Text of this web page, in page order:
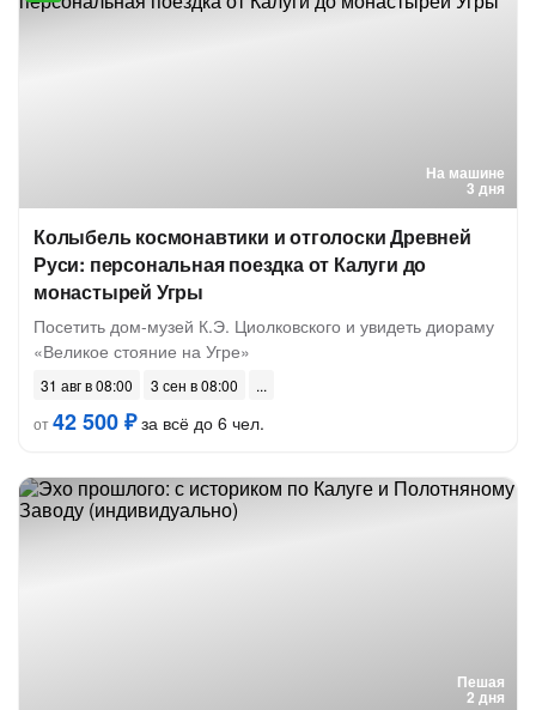
На машине
3 дня
Колыбель космонавтики и отголоски Древней
Руси: персональная поездка от Калуги до
монастырей Угры
Посетить дом-музей К.Э. Циолковского и увидеть диораму
«Великое стояние на Угре»
31 авг в 08:00
3 сен в 08:00
от42 500 ₽за всё до 6 чел.
Пешая
2 дня